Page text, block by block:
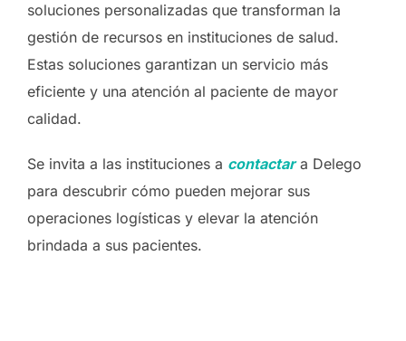
soluciones personalizadas que transforman la
gestión de recursos en instituciones de salud.
Estas soluciones garantizan un servicio más
eficiente y una atención al paciente de mayor
calidad.
Se invita a las instituciones a contactar a Delego
para descubrir cómo pueden mejorar sus
operaciones logísticas y elevar la atención
brindada a sus pacientes.